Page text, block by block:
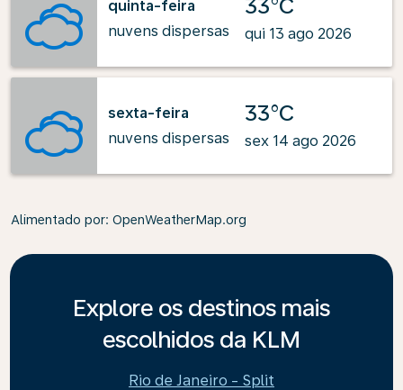
quinta-feira
nuvens dispersas
33°C
qui 13 ago 2026
sexta-feira
nuvens dispersas
33°C
sex 14 ago 2026
Alimentado por: OpenWeatherMap.org
Explore os destinos mais
escolhidos da KLM
Rio de Janeiro - Split